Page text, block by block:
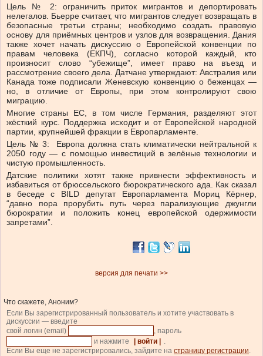
Цель № 2: ограничить приток мигрантов и депортировать
нелегалов. Бьерре считает, что мигрантов следует возвращать в
безопасные третьи страны; необходимо создать правовую
основу для приёмных центров и узлов для возвращения. Дания
также хочет начать дискуссию о Европейской конвенции по
правам человека (ЕКПЧ), согласно которой каждый, кто
произносит слово “убежище”, имеет право на въезд и
рассмотрение своего дела. Датчане утверждают: Австралия или
Канада тоже подписали Женевскую конвенцию о беженцах —
но, в отличие от Европы, при этом контролируют свою
миграцию.
Многие страны ЕС, в том числе Германия, разделяют этот
жёсткий курс. Поддержка исходит и от Европейской народной
партии, крупнейшей фракции в Европарламенте.
Цель № 3: Европа должна стать климатически нейтральной к
2050 году — с помощью инвестиций в зелёные технологии и
чистую промышленность.
Датские политики хотят также привнести эффективность и
избавиться от брюссельского бюрократического ада. Как сказал
в беседе с BILD депутат Европарламента Мориц Кёрнер,
“давно пора прорубить путь через парализующие джунгли
бюрократии и положить конец европейской одержимости
запретами”.
версия для печати >>
Что скажете, Аноним?
Если Вы зарегистрированный пользователь и хотите участвовать в
дискуссии — введите
свой логин (email)
, пароль
и нажмите
| войти |
.
Если Вы еще не зарегистрировались, зайдите на страницу регистрации.